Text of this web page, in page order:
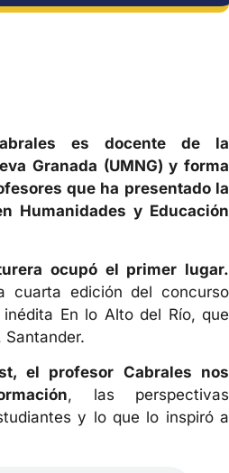
es docente de la
Granada (UMNG) y forma
que ha presentado la
Humanidades y Educación
ocupó el primer lugar.
cuarta edición del concurso
En lo Alto del Río, que
Santander.
el profesor Cabrales nos
, las perspectivas
y lo que lo inspiró a